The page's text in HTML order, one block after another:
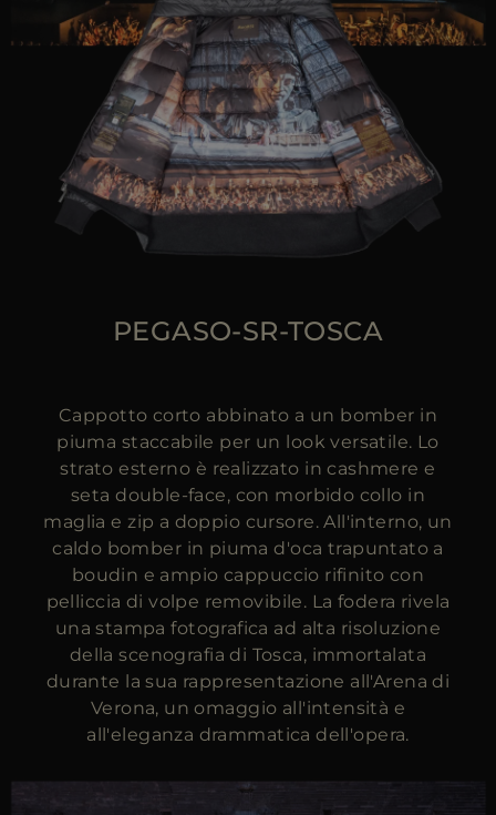
PEGASO-SR-TOSCA
Cappotto corto abbinato a un bomber in
piuma staccabile per un look versatile. Lo
strato esterno è realizzato in cashmere e
seta double-face, con morbido collo in
maglia e zip a doppio cursore. All'interno, un
caldo bomber in piuma d'oca trapuntato a
boudin e ampio cappuccio rifinito con
pelliccia di volpe removibile. La fodera rivela
una stampa fotografica ad alta risoluzione
della scenografia di Tosca, immortalata
durante la sua rappresentazione all'Arena di
Verona, un omaggio all'intensità e
all'eleganza drammatica dell'opera.